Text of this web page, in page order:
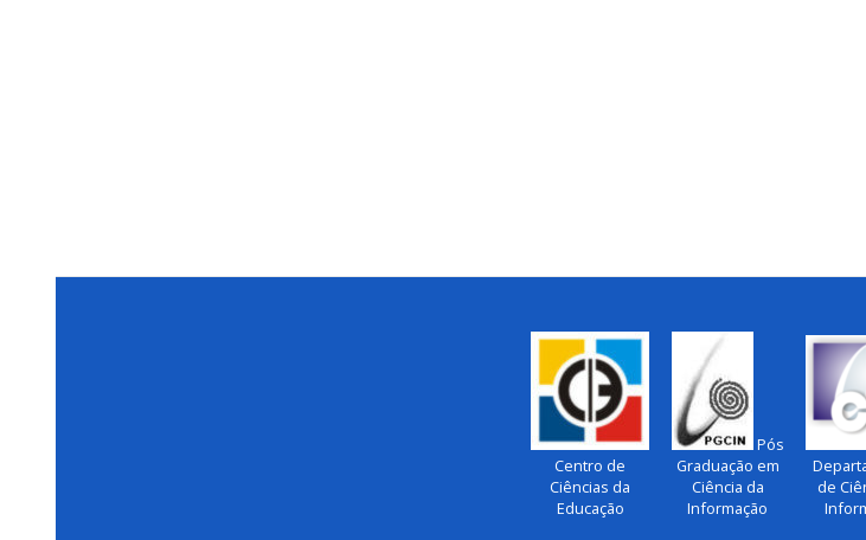
Centro de
Ciências da
Educação
Pós
Graduação em
Ciência da
Informação
de